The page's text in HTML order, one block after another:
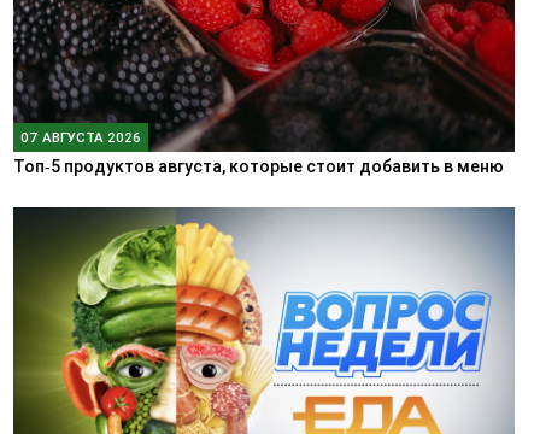
07 АВГУСТА 2026
Топ‑5 продуктов августа, которые стоит добавить в меню